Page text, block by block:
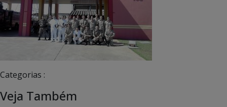
Categorias :
Veja Também